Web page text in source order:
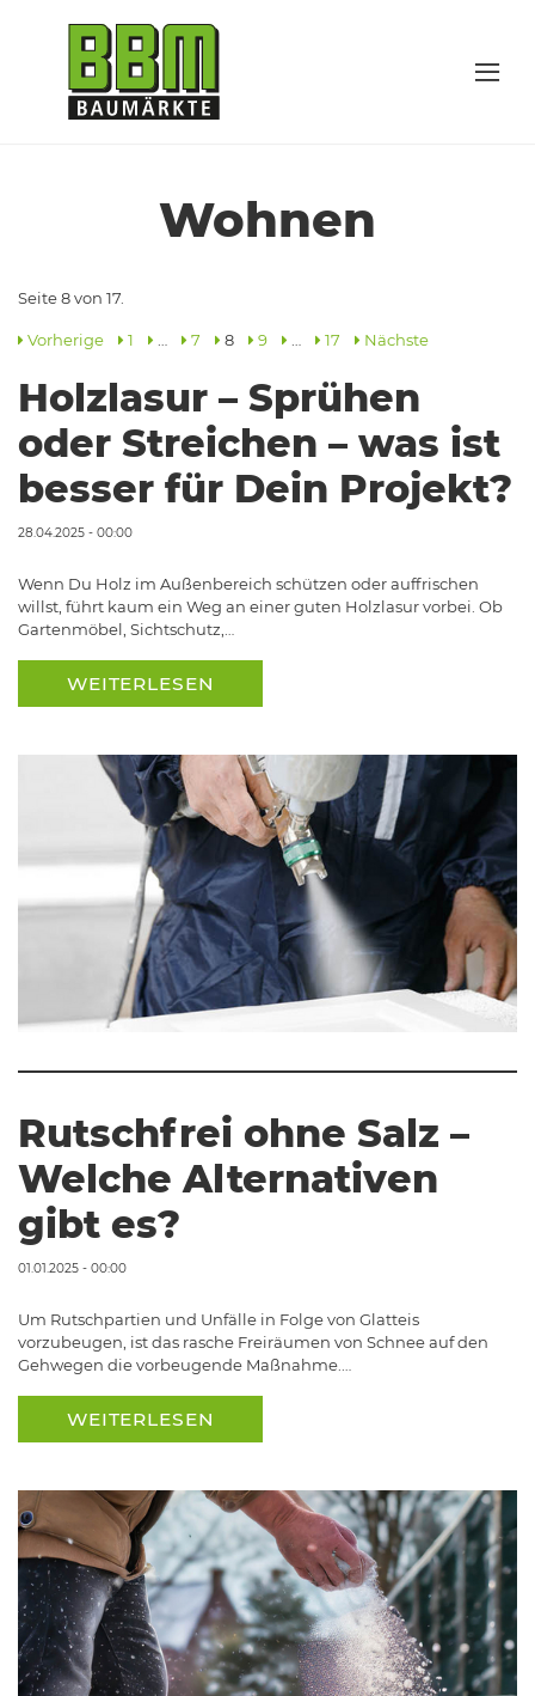
Wohnen
Seite 8 von 17.
Vorherige 1 7 8 9 17 Nächste
Holzlasur – Sprühen
oder Streichen – was ist
besser für Dein Projekt?
28.04.2025 - 00:00
Wenn Du Holz im Außenbereich schützen oder auffrischen
willst, führt kaum ein Weg an einer guten Holzlasur vorbei. Ob
Gartenmöbel, Sichtschutz,…
WEITERLESEN
Rutschfrei ohne Salz –
Welche Alternativen
gibt es?
01.01.2025 - 00:00
Um Rutschpartien und Unfälle in Folge von Glatteis
vorzubeugen, ist das rasche Freiräumen von Schnee auf den
Gehwegen die vorbeugende Maßnahme.…
WEITERLESEN